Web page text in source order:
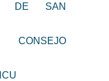
DE SAN